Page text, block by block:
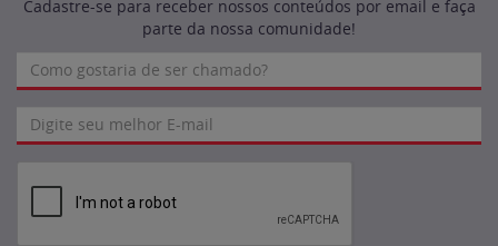
Cadastre-se para receber nossos conteúdos por email e faça
parte da nossa comunidade!